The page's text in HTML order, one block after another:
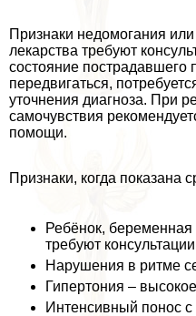
Признаки недомогания
лекарства требуют
состояние пострадавшего
передвигаться,
уточнения диагноза. При
самочувствия
помощи.
Признаки, когда показана
Ребёнок,
требуют
Нарушения в ритме
Гипертония –
Интенсивный понос